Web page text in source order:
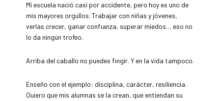
Mi escuela nació casi por accidente, pero hoy es uno de
mis mayores orgullos. Trabajar con niñas y jóvenes,
verlas crecer, ganar confianza, superar miedos… eso no
lo da ningún trofeo.
Arriba del caballo no puedes fingir. Y en la vida tampoco.
Enseño con el ejemplo: disciplina, carácter, resiliencia.
Quiero que mis alumnas se la crean, que entiendan su